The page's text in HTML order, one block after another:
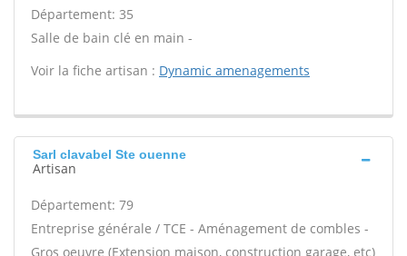
Département: 35
Salle de bain clé en main -
Voir la fiche artisan : Dynamic amenagements
Sarl clavabel Ste ouenne
Artisan
Département: 79
Entreprise générale / TCE - Aménagement de combles -
Gros oeuvre (Extension maison, construction garage, etc)